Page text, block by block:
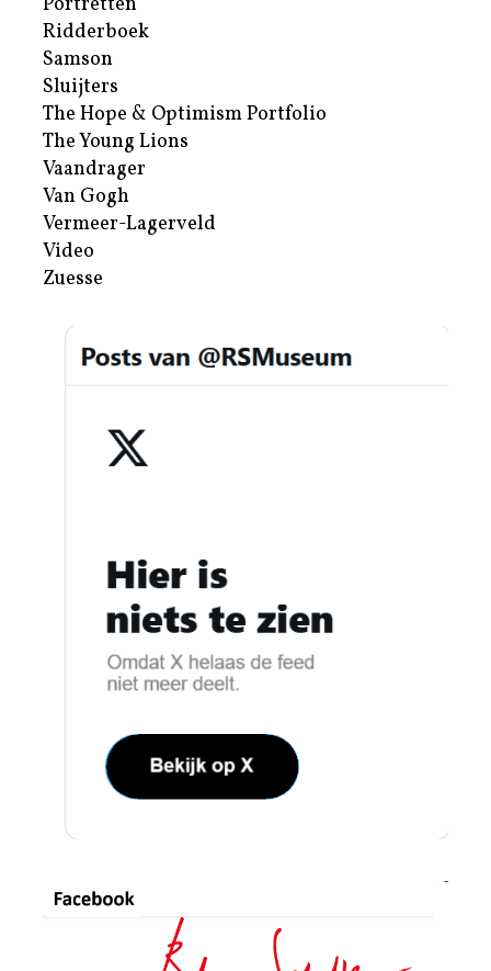
Ridderboek
Samson
Sluijters
The Hope & Optimism Portfolio
The Young Lions
Vaandrager
Van Gogh
Vermeer-Lagerveld
Video
Zuesse